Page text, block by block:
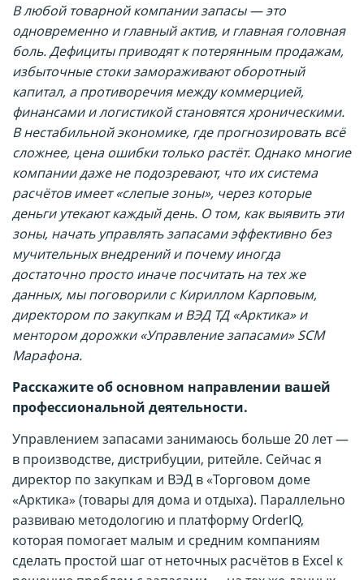
В любой товарной компании запасы — это
одновременно и главный актив, и главная головная
боль. Дефициты приводят к потерянным продажам,
избыточные стоки замораживают оборотный
капитал, а противоречия между коммерцией,
финансами и логистикой становятся хроническими.
В нестабильной экономике, где прогнозировать всё
сложнее, цена ошибки только растёт. Однако многие
компании даже не подозревают, что их система
расчётов имеет «слепые зоны», через которые
деньги утекают каждый день. О том, как выявить эти
зоны, начать управлять запасами эффективно без
мучительных внедрений и почему иногда
достаточно просто иначе посчитать на тех же
данных, мы поговорили с Кириллом Карповым,
директором по закупкам и ВЭД ТД «Арктика» и
ментором дорожки «Управление запасами» SCM
Марафона.
Расскажите об основном направлении вашей
профессиональной деятельности.
Управлением запасами занимаюсь больше 20 лет —
в производстве, дистрибуции, ритейле. Сейчас я
директор по закупкам и ВЭД в «Торговом доме
«Арктика» (товары для дома и отдыха). Параллельно
развиваю методологию и платформу OrderIQ,
которая помогает малым и средним компаниям
сделать простой шаг от неточных расчётов в Excel к